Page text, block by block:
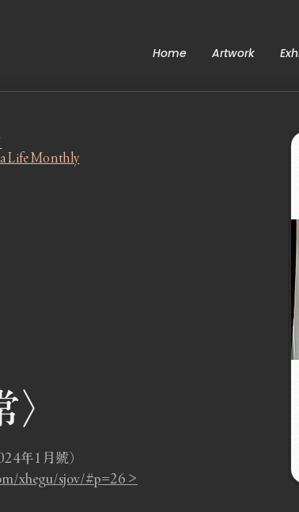
Home Artwork
Life Monthly
年1月號）
xhegu/sjov/#p=26 >